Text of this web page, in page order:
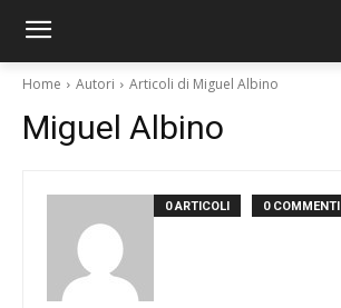
Home Autori Articoli di Miguel Albino
Miguel Albino
0 ARTICOLI 0 COMMENTI